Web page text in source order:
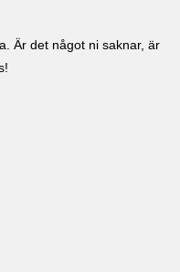
Är det något ni saknar, är